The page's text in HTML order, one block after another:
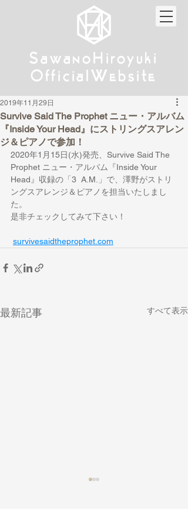
Sa wanoHiroyuki
Official W ebsite
Sa wanoHiroyuki
Official W ebsite
Survive Said The Prophet ニュー・アルバム
『Inside Your Head』にストリングスアレン
ジ＆ピアノで参加！
2019年11月29日
2020年1月15日(水)発売、Survive Said The
Prophet ニュー・アルバム『Inside Your
Head』収録の「3  A.M.」で、澤野がストリ
ングスアレンジ＆ピアノを担当いたしまし
た。
是非チェックしてみて下さい！
survivesaidtheprophet.com
最新記事 すべて表示